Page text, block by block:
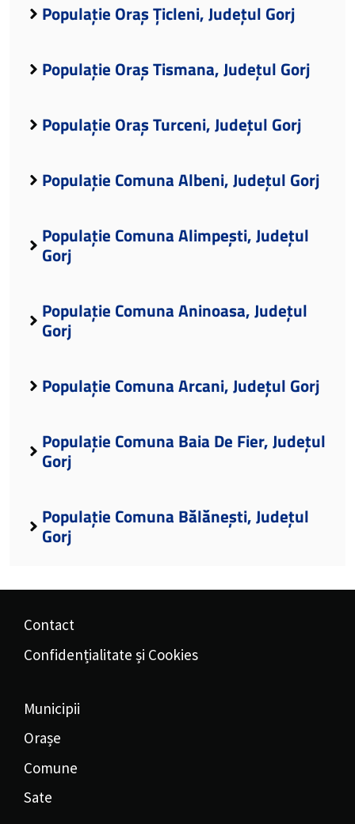
Populație Oraș Țicleni, Județul Gorj
Populație Oraș Tismana, Județul Gorj
Populație Oraș Turceni, Județul Gorj
Populație Comuna Albeni, Județul Gorj
Populație Comuna Alimpești, Județul
Gorj
Populație Comuna Aninoasa, Județul
Gorj
Populație Comuna Arcani, Județul Gorj
Populație Comuna Baia De Fier, Județul
Gorj
Populație Comuna Bălănești, Județul
Gorj
Contact
Confidențialitate și Cookies
Municipii
Orașe
Comune
Sate